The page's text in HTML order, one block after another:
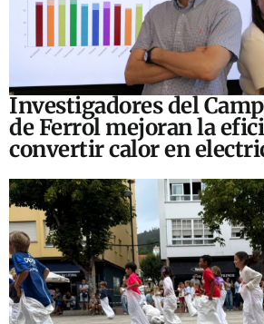
Investigadores del
de Ferrol mejoran la
convertir calor en